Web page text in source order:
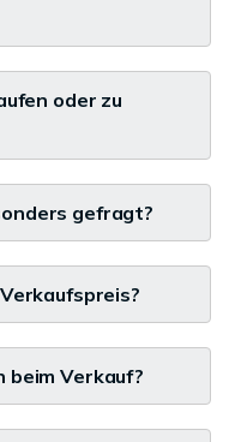
oder zu
gefragt?
beim Verkauf?